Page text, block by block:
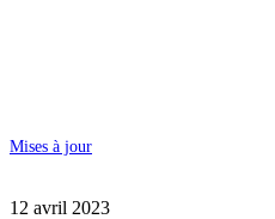
Mises à jour
12 avril 2023